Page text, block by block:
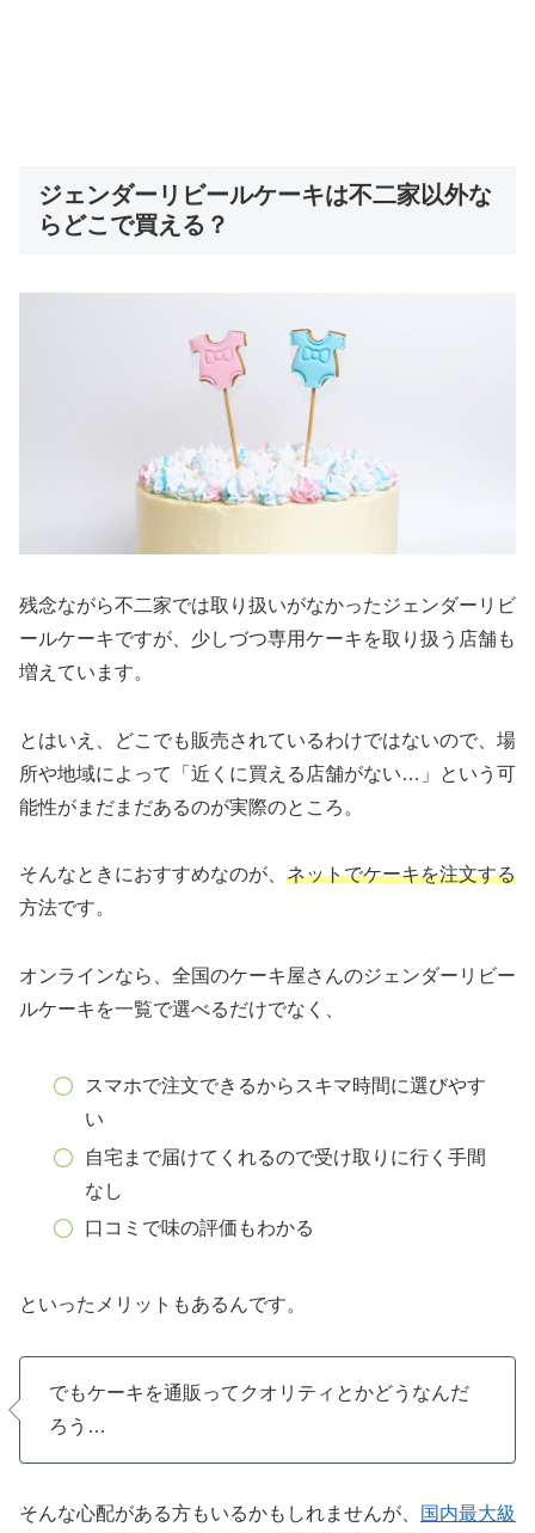
ジェンダーリビールケーキは不二家以外な
らどこで買える？
残念ながら不二家では取り扱いがなかったジェンダーリビ
ールケーキですが、少しづつ専用ケーキを取り扱う店舗も
増えています。
とはいえ、どこでも販売されているわけではないので、場
所や地域によって「近くに買える店舗がない…」という可
能性がまだまだあるのが実際のところ。
そんなときにおすすめなのが、 ネットでケーキを注文する
方法です。
オンラインなら、全国のケーキ屋さんのジェンダーリビー
ルケーキを一覧で選べるだけでなく、
スマホで注文できるからスキマ時間に選びやす
い
自宅まで届けてくれるので受け取りに行く手間
なし
口コミで味の評価もわかる
といったメリットもあるんです。
でもケーキを通販ってクオリティとかどうなんだ
ろう…
そんな心配がある方もいるかもしれませんが、
国内最大級